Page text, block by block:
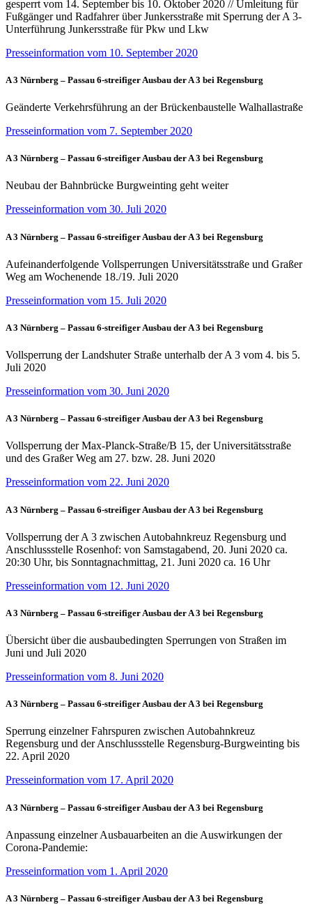
gesperrt vom 14. September bis 10. Oktober 2020 // Umleitung für
Fußgänger und Radfahrer über Junkersstraße mit Sperrung der A 3-
Unterführung Junkersstraße für Pkw und Lkw
Presseinformation vom 10. September 2020
A 3 Nürnberg – Passau 6-streifiger Ausbau der A 3 bei Regensburg
Geänderte Verkehrsführung an der Brückenbaustelle Walhallastraße
Presseinformation vom 7. September 2020
A 3 Nürnberg – Passau 6-streifiger Ausbau der A 3 bei Regensburg
Neubau der Bahnbrücke Burgweinting geht weiter
Presseinformation vom 30. Juli 2020
A 3 Nürnberg – Passau 6-streifiger Ausbau der A 3 bei Regensburg
Aufeinanderfolgende Vollsperrungen Universitätsstraße und Graßer
Weg am Wochenende 18./19. Juli 2020
Presseinformation vom 15. Juli 2020
A 3 Nürnberg – Passau 6-streifiger Ausbau der A 3 bei Regensburg
Vollsperrung der Landshuter Straße unterhalb der A 3 vom 4. bis 5.
Juli 2020
Presseinformation vom 30. Juni 2020
A 3 Nürnberg – Passau 6-streifiger Ausbau der A 3 bei Regensburg
Vollsperrung der Max-Planck-Straße/B 15, der Universitätsstraße
und des Graßer Weg am 27. bzw. 28. Juni 2020
Presseinformation vom 22. Juni 2020
A 3 Nürnberg – Passau 6-streifiger Ausbau der A 3 bei Regensburg
Vollsperrung der A 3 zwischen Autobahnkreuz Regensburg und
Anschlussstelle Rosenhof: von Samstagabend, 20. Juni 2020 ca.
20:30 Uhr, bis Sonntagnachmittag, 21. Juni 2020 ca. 16 Uhr
Presseinformation vom 12. Juni 2020
A 3 Nürnberg – Passau 6-streifiger Ausbau der A 3 bei Regensburg
Übersicht über die ausbaubedingten Sperrungen von Straßen im
Juni und Juli 2020
Presseinformation vom 8. Juni 2020
A 3 Nürnberg – Passau 6-streifiger Ausbau der A 3 bei Regensburg
Sperrung einzelner Fahrspuren zwischen Autobahnkreuz
Regensburg und der Anschlussstelle Regensburg-Burgweinting bis
22. April 2020
Presseinformation vom 17. April 2020
A 3 Nürnberg – Passau 6-streifiger Ausbau der A 3 bei Regensburg
Anpassung einzelner Ausbauarbeiten an die Auswirkungen der
Corona-Pandemie:
Presseinformation vom 1. April 2020
A 3 Nürnberg – Passau 6-streifiger Ausbau der A 3 bei Regensburg